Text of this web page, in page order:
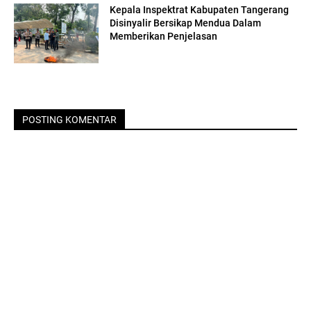
Kepala Inspektrat Kabupaten Tangerang
Disinyalir Bersikap Mendua Dalam
Memberikan Penjelasan
POSTING KOMENTAR